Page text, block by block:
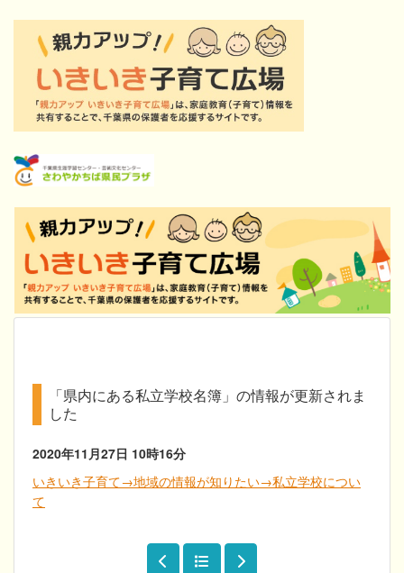
「県内にある私立学校名簿」の情報が更新されま
した
2020年11月27日 10時16分
いきいき子育て→地域の情報が知りたい→私立学校につい
て